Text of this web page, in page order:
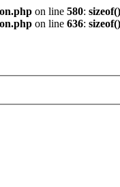
on line 580:
on line 636: